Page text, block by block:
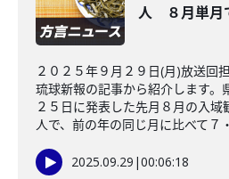
人 ８月単月
２０２５年９月２９日(月)放送回
琉球新報の記事から紹介します。
２５日に発表した先月８月の入
人で、前の年の同じ月に比べて７
2025.09.29 |00:06:18